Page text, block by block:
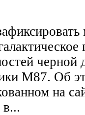
черной
M87. Об
на